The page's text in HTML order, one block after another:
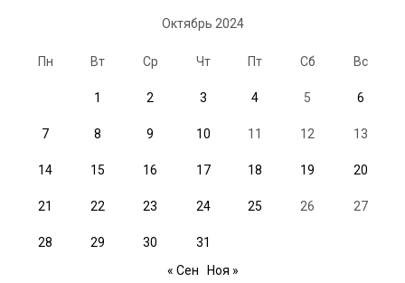
Октябрь 2024
Пн Вт Ср Чт Пт Сб Вс
1 2 3 4 5 6
7 8 9 10 11 12 13
14 15 16 17 18 19 20
21 22 23 24 25 26 27
28 29 30
31
« Сен
Ноя »